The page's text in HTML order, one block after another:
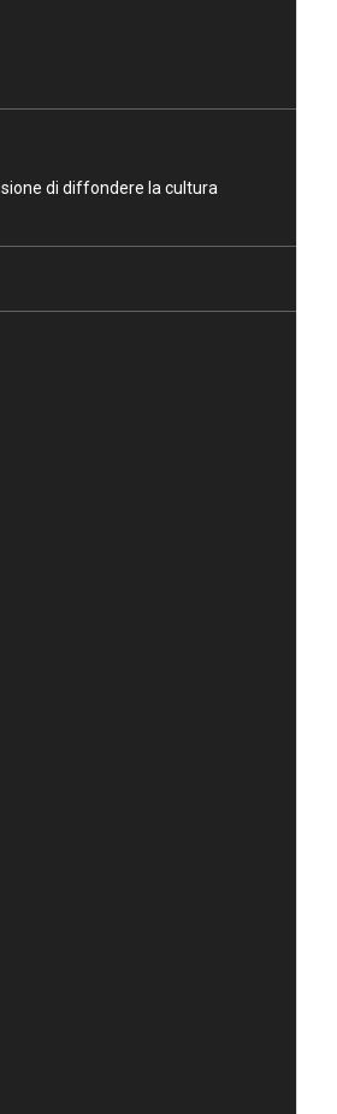
di diffondere la cultura